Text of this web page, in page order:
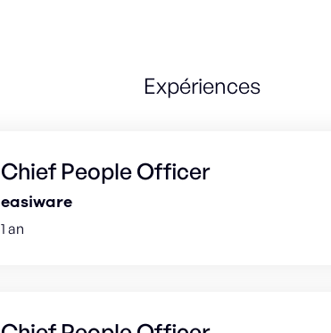
Expériences
Chief People Officer
easiware
1 an